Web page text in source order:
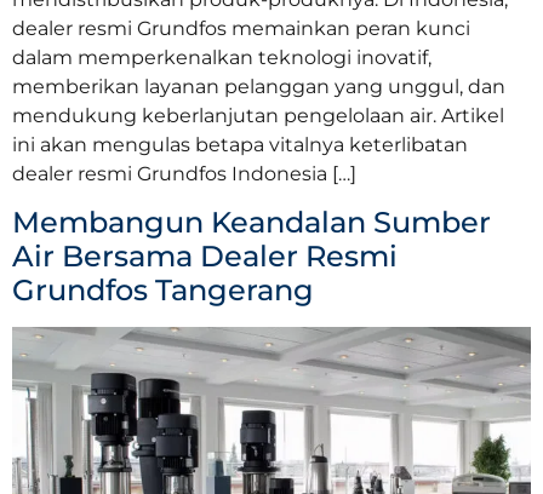
dealer resmi Grundfos memainkan peran kunci
dalam memperkenalkan teknologi inovatif,
memberikan layanan pelanggan yang unggul, dan
mendukung keberlanjutan pengelolaan air. Artikel
ini akan mengulas betapa vitalnya keterlibatan
dealer resmi Grundfos Indonesia […]
Membangun Keandalan Sumber
Air Bersama Dealer Resmi
Grundfos Tangerang